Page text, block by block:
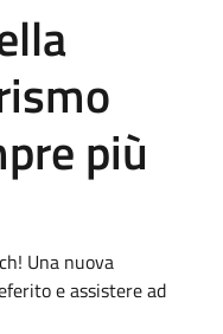
più
Una nuova
e assistere ad